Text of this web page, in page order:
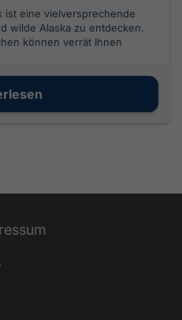
ist eine vielversprechende
wilde Alaska zu entdecken.
können verrät Ihnen